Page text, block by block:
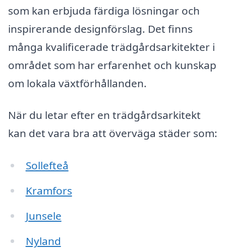
som kan erbjuda färdiga lösningar och
inspirerande designförslag. Det finns
många kvalificerade trädgårdsarkitekter i
området som har erfarenhet och kunskap
om lokala växtförhållanden.
När du letar efter en trädgårdsarkitekt
kan det vara bra att överväga städer som:
Sollefteå
Kramfors
Junsele
Nyland